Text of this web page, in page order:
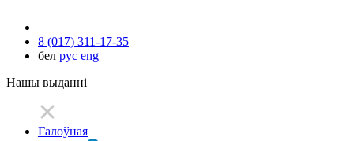
8 (017) 311-17-35
бел рус eng
Нашы выданні
Галоўная